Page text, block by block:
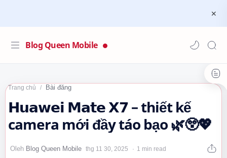
Blog Queen Mobile
Trang chủ Bài đăng
𝗛𝘂𝗮𝘄𝗲𝗶 𝗠𝗮𝘁𝗲 𝗫𝟳 – thiết kế
camera mới đầy táo bạo 🌿😲💖
1 min read